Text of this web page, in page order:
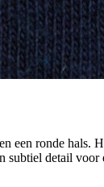
een ronde
subtiel detail